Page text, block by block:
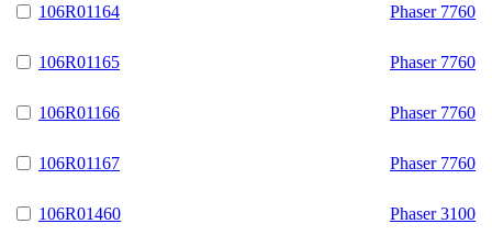
106R01164 Phaser 7760
106R01165 Phaser 7760
106R01166 Phaser 7760
106R01167 Phaser 7760
106R01460 Phaser 3100